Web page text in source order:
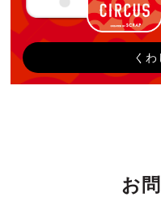
くわ
お